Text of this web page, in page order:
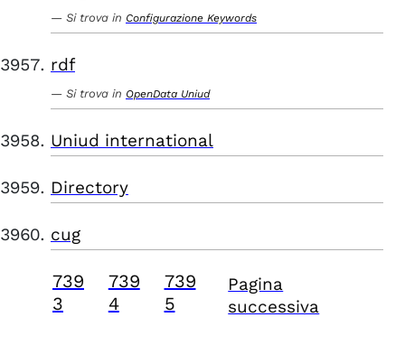
Si trova in Configurazione Keywords
rdf
Si trova in OpenData Uniud
Uniud international
Directory
cug
739
3
739
4
739
5
Pagina
successiva